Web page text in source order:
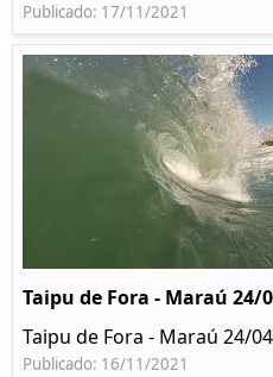
Publicado: 17/11/2021
Taipu de Fora - Maraú 24/
Taipu de Fora - Maraú 24/
Publicado: 16/11/2021